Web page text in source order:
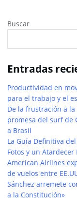
Buscar
Entradas
Productividad en
para el trabajo y el
De la frustración a
promesa del surf de
a Brasil
La Guía Definitiva
Fotos y un Atardecer
American Airlines
de vuelos entre
Sánchez arremete
a la Constitución»